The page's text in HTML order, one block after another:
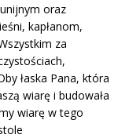
oraz
kapłanom,
za
łaska Pana, która
wiarę i budowała
wiarę w tego